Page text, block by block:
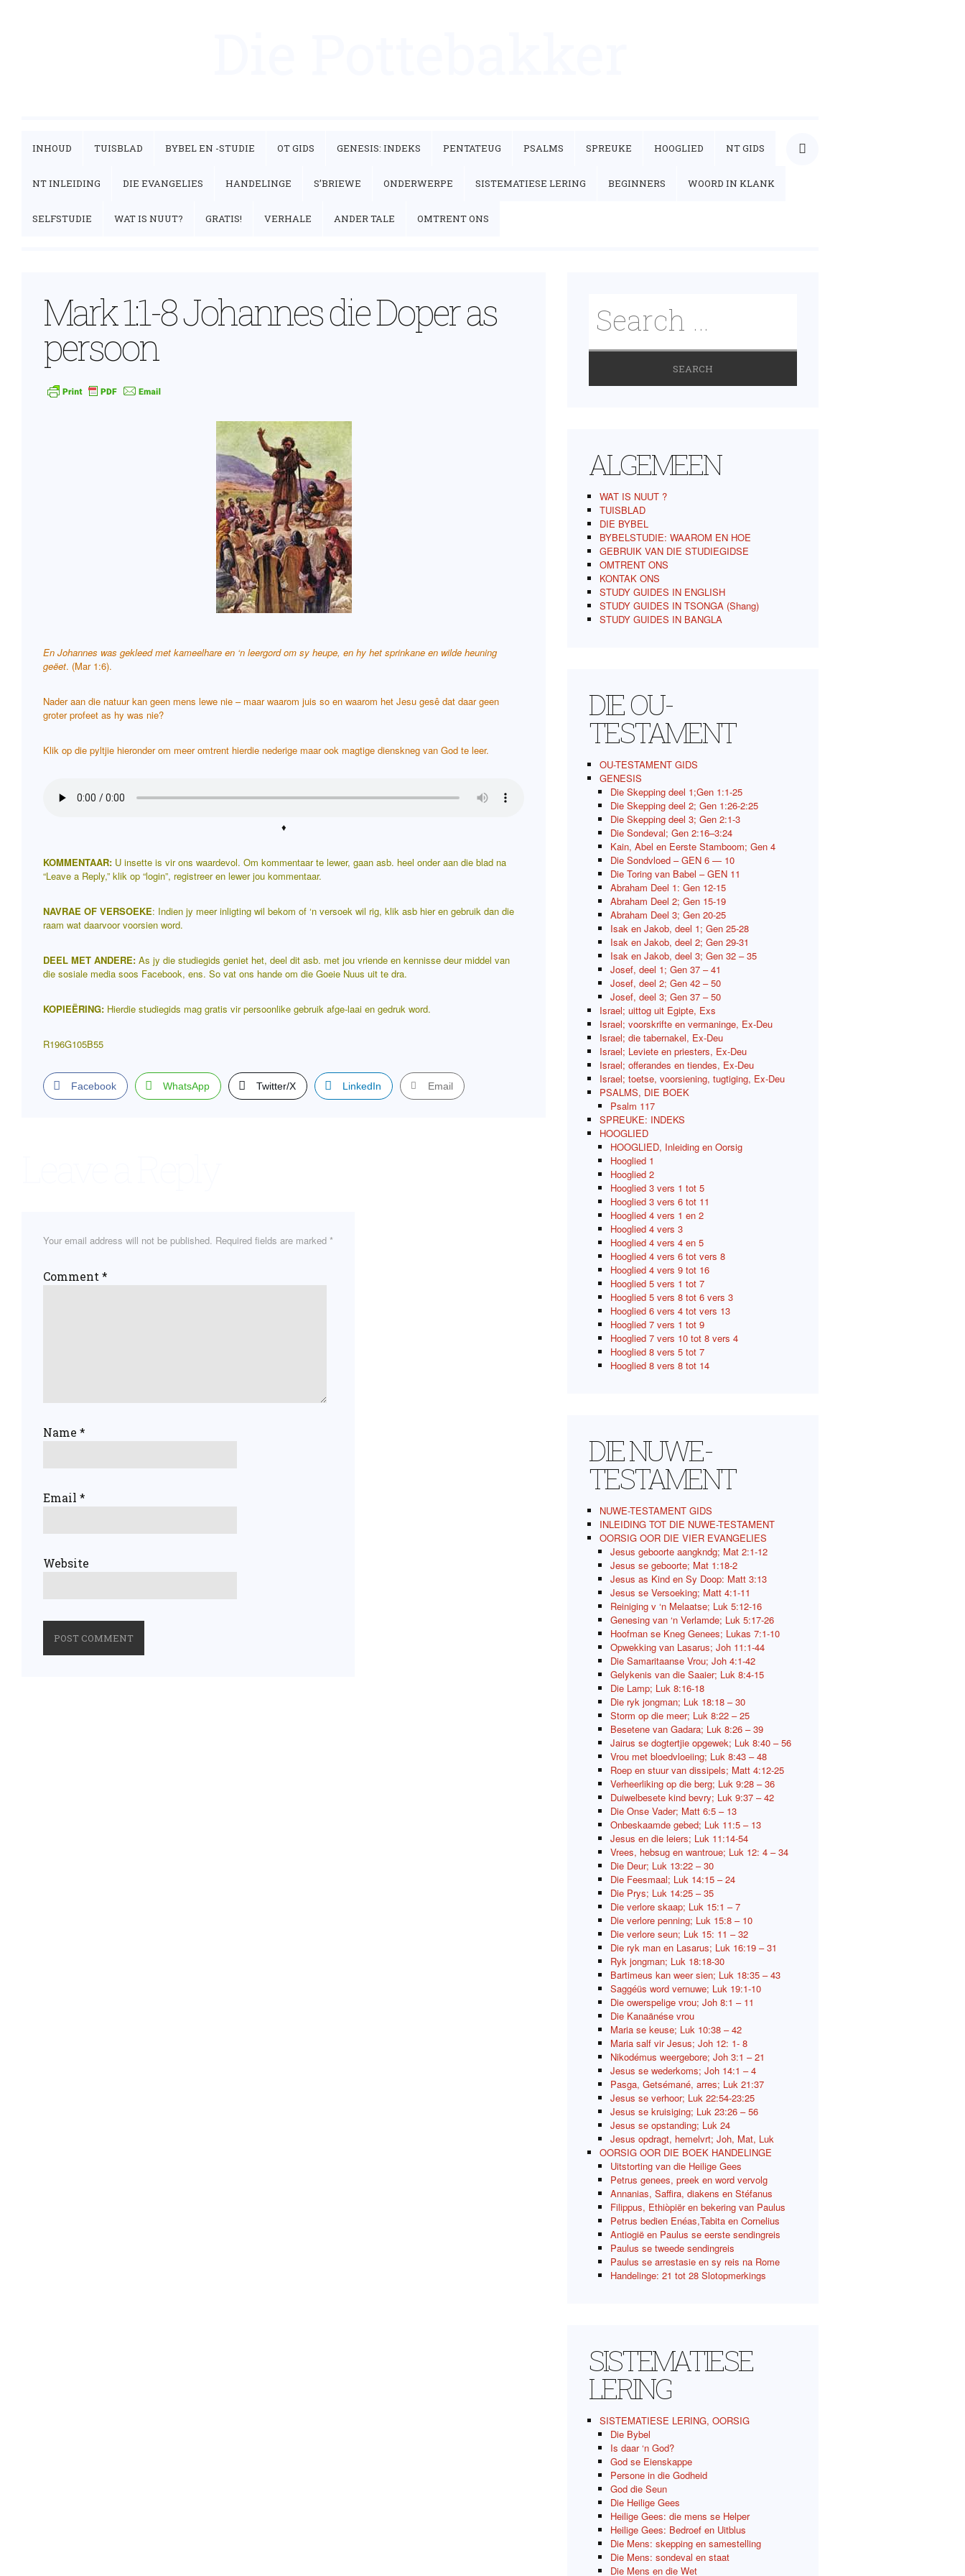
INHOUD TUISBLAD BYBEL EN -STUDIE OT GIDS GENESIS: INDEKS PENTATEUG PSALMS SPREUKE HOOGLIED NT GIDS
NT INLEIDING DIE EVANGELIES HANDELINGE S’BRIEWE ONDERWERPE SISTEMATIESE LERING BEGINNERS WOORD IN KLANK
SELFSTUDIE WAT IS NUUT? GRATIS! VERHALE ANDER TALE OMTRENT ONS
Mark 1:1-8 Johannes die Doper as
persoon
En Johannes was gekleed met kameelhare en ‘n leergord om sy heupe, en hy het sprinkane en wilde heuning
geëet. (Mar 1:6).
Nader aan die natuur kan geen mens lewe nie – maar waarom juis so en waarom het Jesu gesê dat daar geen
groter profeet as hy was nie?
Klik op die pyltjie hieronder om meer omtrent hierdie nederige maar ook magtige dienskneg van God te leer.
♦
KOMMENTAAR: U insette is vir ons waardevol. Om kommentaar te lewer, gaan asb. heel onder aan die blad na
“Leave a Reply,” klik op “login”, registreer en lewer jou kommentaar.
NAVRAE OF VERSOEKE: Indien jy meer inligting wil bekom of ‘n versoek wil rig, klik asb hieren gebruik dan die
raam wat daarvoor voorsien word.
DEEL MET ANDERE: As jy die studiegids geniet het, deel dit asb. met jou vriende en kennisse deur middel van
die sosiale media soos Facebook, ens. So vat ons hande om die Goeie Nuus uit te dra.
KOPIEËRING: Hierdie studiegids mag gratis vir persoonlike gebruik afge-laai en gedruk word.
R196G105B55
Facebook WhatsApp Twitter/X LinkedIn Email
Your email address will not be published. Required fields are marked *
Comment *
Name *
Email *
Website
ALGEMEEN
WAT IS NUUT ?
TUISBLAD
DIE BYBEL
BYBELSTUDIE: WAAROM EN HOE
GEBRUIK VAN DIE STUDIEGIDSE
OMTRENT ONS
KONTAK ONS
STUDY GUIDES IN ENGLISH
STUDY GUIDES IN TSONGA (Shang)
STUDY GUIDES IN BANGLA
DIE OU-
TESTAMENT
OU-TESTAMENT GIDS
GENESIS
Die Skepping deel 1;Gen 1:1-25
Die Skepping deel 2; Gen 1:26-2:25
Die Skepping deel 3; Gen 2:1-3
Die Sondeval; Gen 2:16–3:24
Kain, Abel en Eerste Stamboom; Gen 4
Die Sondvloed – GEN 6 — 10
Die Toring van Babel – GEN 11
Abraham Deel 1: Gen 12-15
Abraham Deel 2; Gen 15-19
Abraham Deel 3; Gen 20-25
Isak en Jakob, deel 1; Gen 25-28
Isak en Jakob, deel 2; Gen 29-31
Isak en Jakob, deel 3; Gen 32 – 35
Josef, deel 1; Gen 37 – 41
Josef, deel 2; Gen 42 – 50
Josef, deel 3; Gen 37 – 50
Israel; uittog uit Egipte, Exs
Israel; voorskrifte en vermaninge, Ex-Deu
Israel; die tabernakel, Ex-Deu
Israel; Leviete en priesters, Ex-Deu
Israel; offerandes en tiendes, Ex-Deu
Israel; toetse, voorsiening, tugtiging, Ex-Deu
PSALMS, DIE BOEK
Psalm 117
SPREUKE: INDEKS
HOOGLIED
HOOGLIED, Inleiding en Oorsig
Hooglied 1
Hooglied 2
Hooglied 3 vers 1 tot 5
Hooglied 3 vers 6 tot 11
Hooglied 4 vers 1 en 2
Hooglied 4 vers 3
Hooglied 4 vers 4 en 5
Hooglied 4 vers 6 tot vers 8
Hooglied 4 vers 9 tot 16
Hooglied 5 vers 1 tot 7
Hooglied 5 vers 8 tot 6 vers 3
Hooglied 6 vers 4 tot vers 13
Hooglied 7 vers 1 tot 9
Hooglied 7 vers 10 tot 8 vers 4
Hooglied 8 vers 5 tot 7
Hooglied 8 vers 8 tot 14
DIE NUWE-
TESTAMENT
NUWE-TESTAMENT GIDS
INLEIDING TOT DIE NUWE-TESTAMENT
OORSIG OOR DIE VIER EVANGELIES
Jesus geboorte aangkndg; Mat 2:1-12
Jesus se geboorte; Mat 1:18-2
Jesus as Kind en Sy Doop: Matt 3:13
Jesus se Versoeking; Matt 4:1-11
Reiniging v ‘n Melaatse; Luk 5:12-16
Genesing van ‘n Verlamde; Luk 5:17-26
Hoofman se Kneg Genees; Lukas 7:1-10
Opwekking van Lasarus; Joh 11:1-44
Die Samaritaanse Vrou; Joh 4:1-42
Gelykenis van die Saaier; Luk 8:4-15
Die Lamp; Luk 8:16-18
Die ryk jongman; Luk 18:18 – 30
Storm op die meer; Luk 8:22 – 25
Besetene van Gadara; Luk 8:26 – 39
Jairus se dogtertjie opgewek; Luk 8:40 – 56
Vrou met bloedvloeiing; Luk 8:43 – 48
Roep en stuur van dissipels; Matt 4:12-25
Verheerliking op die berg; Luk 9:28 – 36
Duiwelbesete kind bevry; Luk 9:37 – 42
Die Onse Vader; Matt 6:5 – 13
Onbeskaamde gebed; Luk 11:5 – 13
Jesus en die leiers; Luk 11:14-54
Vrees, hebsug en wantroue; Luk 12: 4 – 34
Die Deur; Luk 13:22 – 30
Die Feesmaal; Luk 14:15 – 24
Die Prys; Luk 14:25 – 35
Die verlore skaap; Luk 15:1 – 7
Die verlore penning; Luk 15:8 – 10
Die verlore seun; Luk 15: 11 – 32
Die ryk man en Lasarus; Luk 16:19 – 31
Ryk jongman; Luk 18:18-30
Bartimeus kan weer sien; Luk 18:35 – 43
Saggéüs word vernuwe; Luk 19:1-10
Die owerspelige vrou; Joh 8:1 – 11
Die Kanaänése vrou
Maria se keuse; Luk 10:38 – 42
Maria salf vir Jesus; Joh 12: 1- 8
Nikodémus weergebore; Joh 3:1 – 21
Jesus se wederkoms; Joh 14:1 – 4
Pasga, Getsémané, arres; Luk 21:37
Jesus se verhoor; Luk 22:54-23:25
Jesus se kruisiging; Luk 23:26 – 56
Jesus se opstanding; Luk 24
Jesus opdragt, hemelvrt; Joh, Mat, Luk
OORSIG OOR DIE BOEK HANDELINGE
Uitstorting van die Heilige Gees
Petrus genees, preek en word vervolg
Annanias, Saffira, diakens en Stéfanus
Filippus, Ethiòpiër en bekering van Paulus
Petrus bedien Enéas,Tabita en Cornelius
Antiogië en Paulus se eerste sendingreis
Paulus se tweede sendingreis
Paulus se arrestasie en sy reis na Rome
Handelinge: 21 tot 28 Slotopmerkings
SISTEMATIESE
LERING
SISTEMATIESE LERING, OORSIG
Die Bybel
Is daar ‘n God?
God se Eienskappe
Persone in die Godheid
God die Seun
Die Heilige Gees
Heilige Gees: die mens se Helper
Heilige Gees: Bedroef en Uitblus
Die Mens: skepping en samestelling
Die Mens: sondeval en staat
Die Mens en die Wet